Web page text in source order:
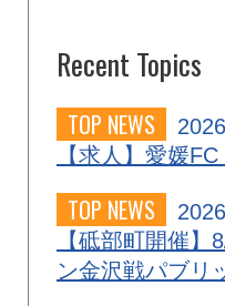
Recent Topics
TOP NEWS
【求人】愛媛
TOP NEWS
【砥部町開催
ン金沢戦パブリ